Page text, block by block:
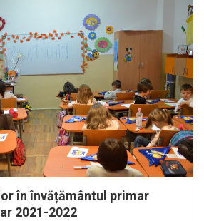
în învățământul primar
2021-2022